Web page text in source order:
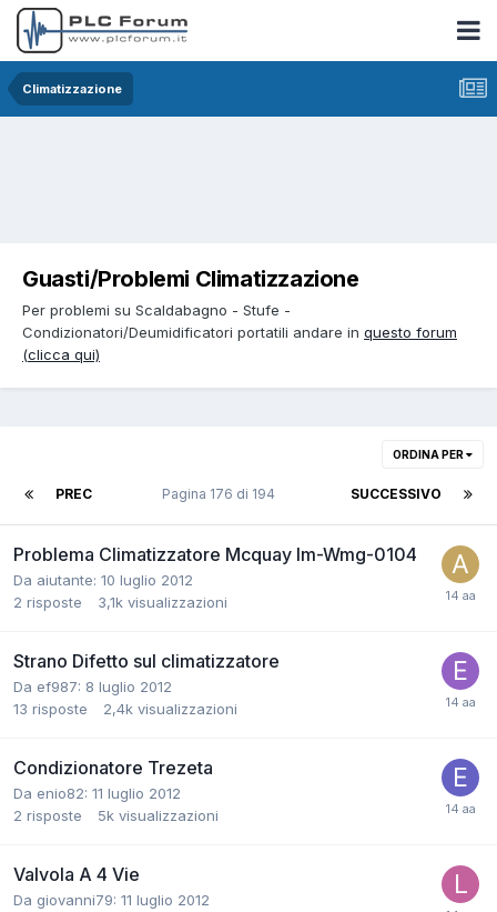
Climatizzazione
Guasti/Problemi Climatizzazione
Per problemi su Scaldabagno - Stufe -
Condizionatori/Deumidificatori portatili andare in questo forum
(clicca qui)
ORDINA PER
PREC SUCCESSIVO
Pagina 176 di 194
Problema Climatizzatore Mcquay Im-Wmg-0104
Da aiutante: 10 luglio 2012
2 risposte 3,1k visualizzazioni
Strano Difetto sul climatizzatore
Da ef987: 8 luglio 2012
13 risposte 2,4k visualizzazioni
Condizionatore Trezeta
Da enio82: 11 luglio 2012
2 risposte 5k visualizzazioni
Valvola A 4 Vie
Da giovanni79: 11 luglio 2012